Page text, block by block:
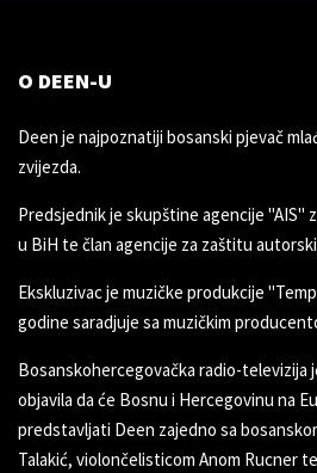
O DEEN-U
Deen je najpoznatiji bosanski pjevač
zvijezda.
Predsjednik je skupštine agencije "AIS"
u BiH te član agencije za zaštitu
Ekskluzivac je muzičke produkcije
godine saradjuje sa muzičkim
Bosanskohercegovačka radio-televizija
objavila da će Bosnu i Hercegovinu na
predstavljati Deen zajedno sa
Talakić, violončelisticom Anom Rucner